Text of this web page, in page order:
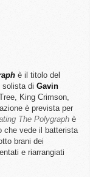
è il titolo del
solista di Gavin
King Crimson,
è prevista per
The Polygraph è
che vede il batterista
brani dei
e riarrangiati